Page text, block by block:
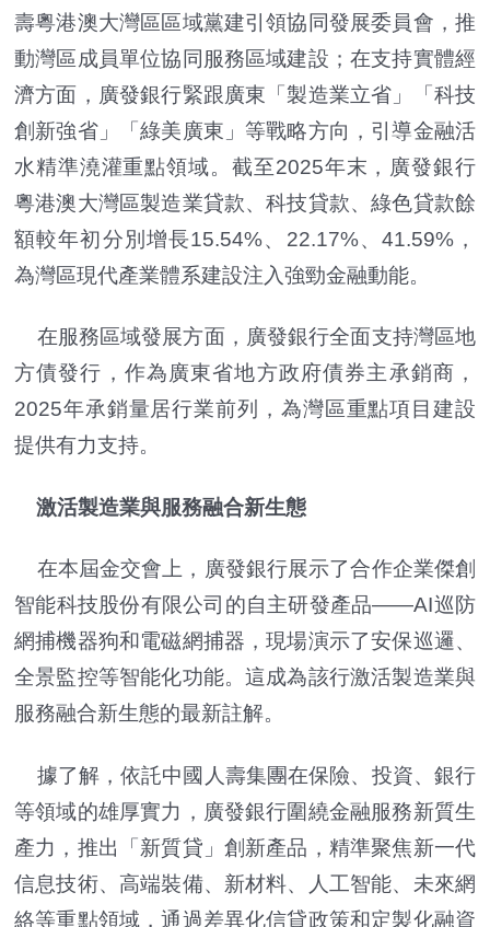
壽粵港澳大灣區區域黨建引領協同發展委員會，推
動灣區成員單位協同服務區域建設；在支持實體經
濟方面，廣發銀行緊跟廣東「製造業立省」「科技
創新強省」「綠美廣東」等戰略方向，引導金融活
水精準澆灌重點領域。截至2025年末，廣發銀行
粵港澳大灣區製造業貸款、科技貸款、綠色貸款餘
額較年初分別增長15.54%、22.17%、41.59%，
為灣區現代產業體系建設注入強勁金融動能。
在服務區域發展方面，廣發銀行全面支持灣區地
方債發行，作為廣東省地方政府債券主承銷商，
2025年承銷量居行業前列，為灣區重點項目建設
提供有力支持。
激活製造業與服務融合新生態
在本屆金交會上，廣發銀行展示了合作企業傑創
智能科技股份有限公司的自主研發產品——AI巡防
網捕機器狗和電磁網捕器，現場演示了安保巡邏、
全景監控等智能化功能。這成為該行激活製造業與
服務融合新生態的最新註解。
據了解，依託中國人壽集團在保險、投資、銀行
等領域的雄厚實力，廣發銀行圍繞金融服務新質生
產力，推出「新質貸」創新產品，精準聚焦新一代
信息技術、高端裝備、新材料、人工智能、未來網
絡等重點領域，通過差異化信貸政策和定製化融資